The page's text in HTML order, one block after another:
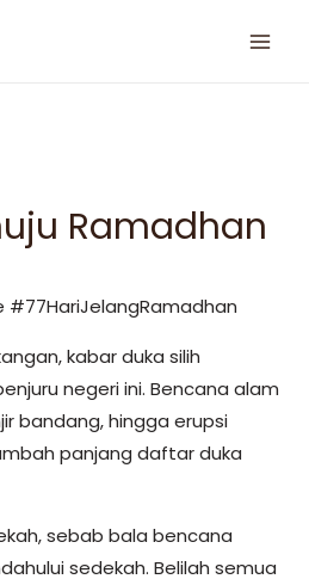
Ramadhan
kabar duka silih
negeri ini. Bencana alam
bandang, hingga erupsi
panjang daftar duka
sebab bala bencana
sedekah. Belilah semua